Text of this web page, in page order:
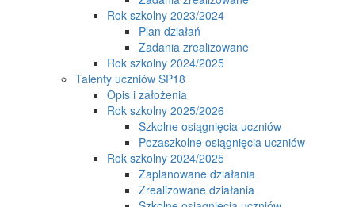
Rok szkolny 2023/2024
Plan działań
Zadania zrealizowane
Rok szkolny 2024/2025
Talenty uczniów SP18
Opis i założenia
Rok szkolny 2025/2026
Szkolne osiągnięcia uczniów
Pozaszkolne osiągnięcia uczniów
Rok szkolny 2024/2025
Zaplanowane działania
Zrealizowane działania